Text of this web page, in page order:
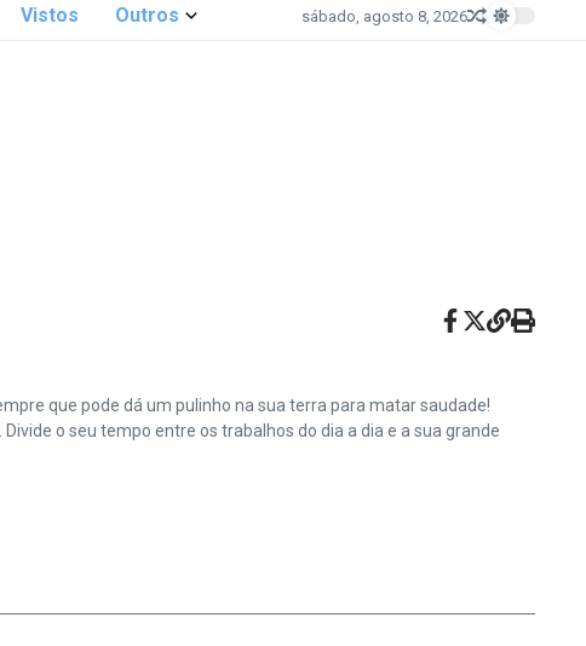
Vistos Outros sábado, agosto 8, 2026
que pode dá um pulinho na sua terra para matar saudade!
o seu tempo entre os trabalhos do dia a dia e a sua grande